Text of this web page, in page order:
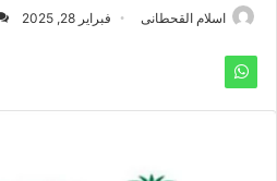
اسلام القحطانى فبراير 28, 2025